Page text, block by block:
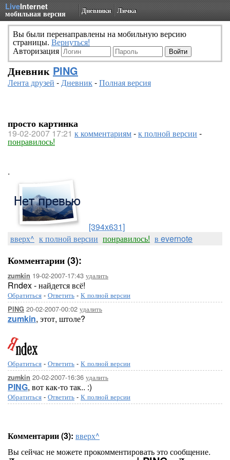
LiveInternet
мобильная версия Дневники Личка
Вы были перенаправлены на мобильную версию
страницы. Вернуться!
Авторизация
Дневник PING
Лента друзей -Дневник-Полная версия
просто картинка
19-02-2007 17:21 к комментариям-к полной версии -
понравилось!
.
[394x631]
вверх^ к полной версии понравилось! в evernote
Комментарии (3):
zumkin 19-02-2007-17:43 удалить
Rndex - найдется всё!
Обратиться - Ответить - К полной версии
PING 20-02-2007-00:02 удалить
zumkin, этот, штоле?
Обратиться - Ответить - К полной версии
zumkin 20-02-2007-16:36 удалить
PING, вот как-то так.. :)
Обратиться - Ответить - К полной версии
Комментарии (3): вверх^
Вы сейчас не можете прокомментировать это сообщение.